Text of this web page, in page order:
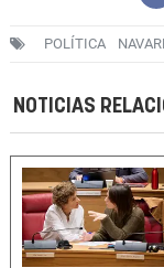
POLÍTICA
NOTICIAS